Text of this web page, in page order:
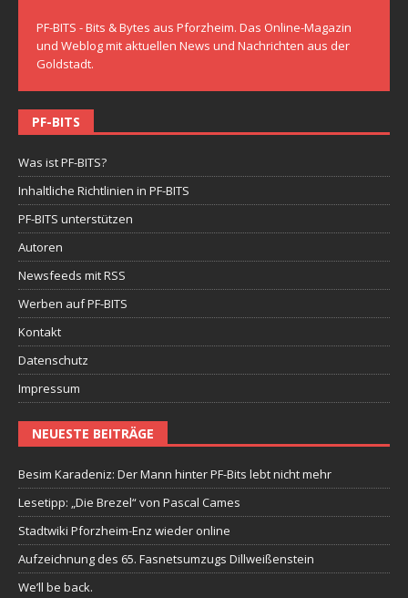
PF-BITS - Bits & Bytes aus Pforzheim. Das Online-Magazin
und Weblog mit aktuellen News und Nachrichten aus der
Goldstadt.
PF-BITS
Was ist PF-BITS?
Inhaltliche Richtlinien in PF-BITS
PF-BITS unterstützen
Autoren
Newsfeeds mit RSS
Werben auf PF-BITS
Kontakt
Datenschutz
Impressum
NEUESTE BEITRÄGE
Besim Karadeniz: Der Mann hinter PF-Bits lebt nicht mehr
Lesetipp: „Die Brezel“ von Pascal Cames
Stadtwiki Pforzheim-Enz wieder online
Aufzeichnung des 65. Fasnetsumzugs Dillweißenstein
We’ll be back.